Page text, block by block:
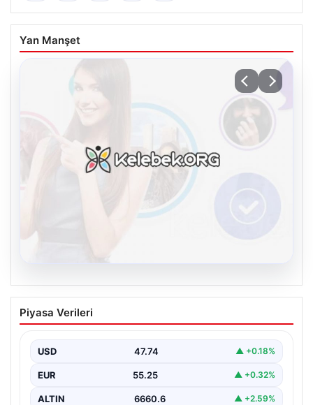
Yan Manşet
Kelebek sohbet platformu İle Sanal
İletişimin Sertifikalı Adresi Ve Chat
İnternet çağında bireylerin güvenli bir şekilde bağlantı
birçok…
Piyasa Verileri
USD 47.74 ▲ +0.18%
EUR 55.25 ▲ +0.32%
ALTIN 6660.6 ▲ +2.59%